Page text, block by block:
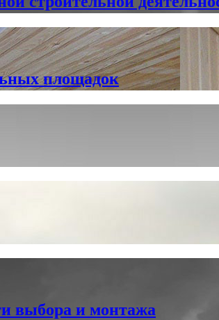
площадок
выбора и монтажа